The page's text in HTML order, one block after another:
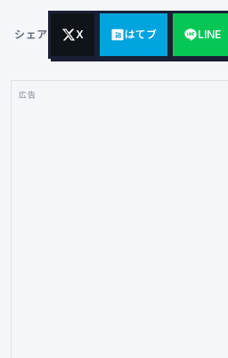
シェア X はてブ LINE
広告